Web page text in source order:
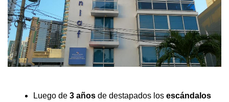
Luego de 3 años de destapados los escándalos